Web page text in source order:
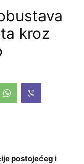
kroz
postojećeg i